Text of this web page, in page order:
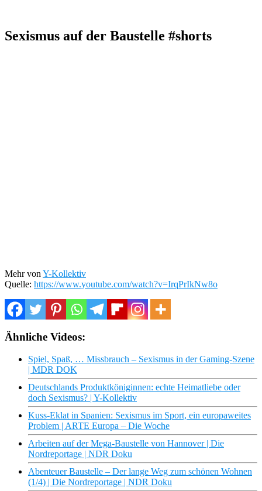
Sexismus auf der Baustelle #shorts
Mehr von Y-Kollektiv
Quelle: https://www.youtube.com/watch?v=IrqPrIkNw8o
Ähnliche Videos:
Spiel, Spaß, … Missbrauch – Sexismus in der Gaming-Szene
| MDR DOK
Deutschlands Produktköniginnen: echte Heimatliebe oder
doch Sexismus? | Y-Kollektiv
Kuss-Eklat in Spanien: Sexismus im Sport, ein europaweites
Problem | ARTE Europa – Die Woche
Arbeiten auf der Mega-Baustelle von Hannover | Die
Nordreportage | NDR Doku
Abenteuer Baustelle – Der lange Weg zum schönen Wohnen
(1/4) | Die Nordreportage | NDR Doku